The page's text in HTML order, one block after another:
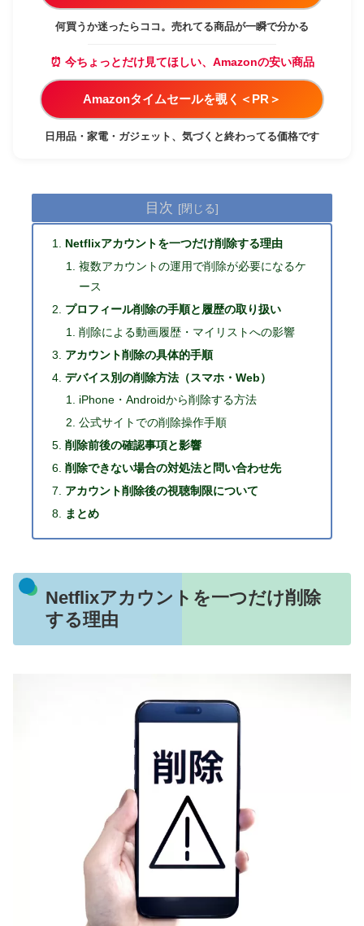
何買うか迷ったらココ。売れてる商品が一瞬で分かる
⏰ 今ちょっとだけ見てほしい、Amazonの安い商品
Amazonタイムセールを覗く＜PR＞
日用品・家電・ガジェット、気づくと終わってる価格です
目次
Netflixアカウントを一つだけ削除する理由
複数アカウントの運用で削除が必要になるケ
ース
プロフィール削除の手順と履歴の取り扱い
削除による動画履歴・マイリストへの影響
アカウント削除の具体的手順
デバイス別の削除方法（スマホ・Web）
iPhone・Androidから削除する方法
公式サイトでの削除操作手順
削除前後の確認事項と影響
削除できない場合の対処法と問い合わせ先
アカウント削除後の視聴制限について
まとめ
Netflixアカウントを一つだけ削除
する理由